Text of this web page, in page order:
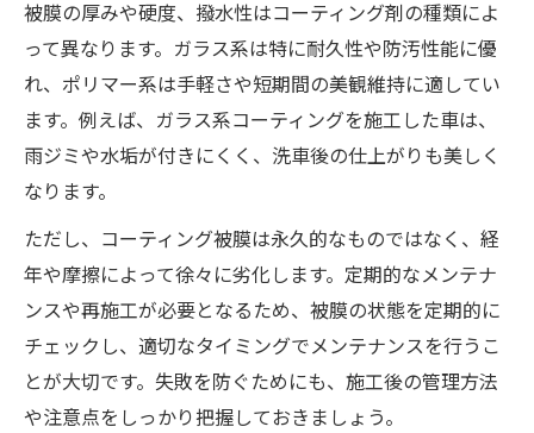
被膜の厚みや硬度、撥水性はコーティング剤の種類によ
って異なります。ガラス系は特に耐久性や防汚性能に優
れ、ポリマー系は手軽さや短期間の美観維持に適してい
ます。例えば、ガラス系コーティングを施工した車は、
雨ジミや水垢が付きにくく、洗車後の仕上がりも美しく
なります。
ただし、コーティング被膜は永久的なものではなく、経
年や摩擦によって徐々に劣化します。定期的なメンテナ
ンスや再施工が必要となるため、被膜の状態を定期的に
チェックし、適切なタイミングでメンテナンスを行うこ
とが大切です。失敗を防ぐためにも、施工後の管理方法
や注意点をしっかり把握しておきましょう。